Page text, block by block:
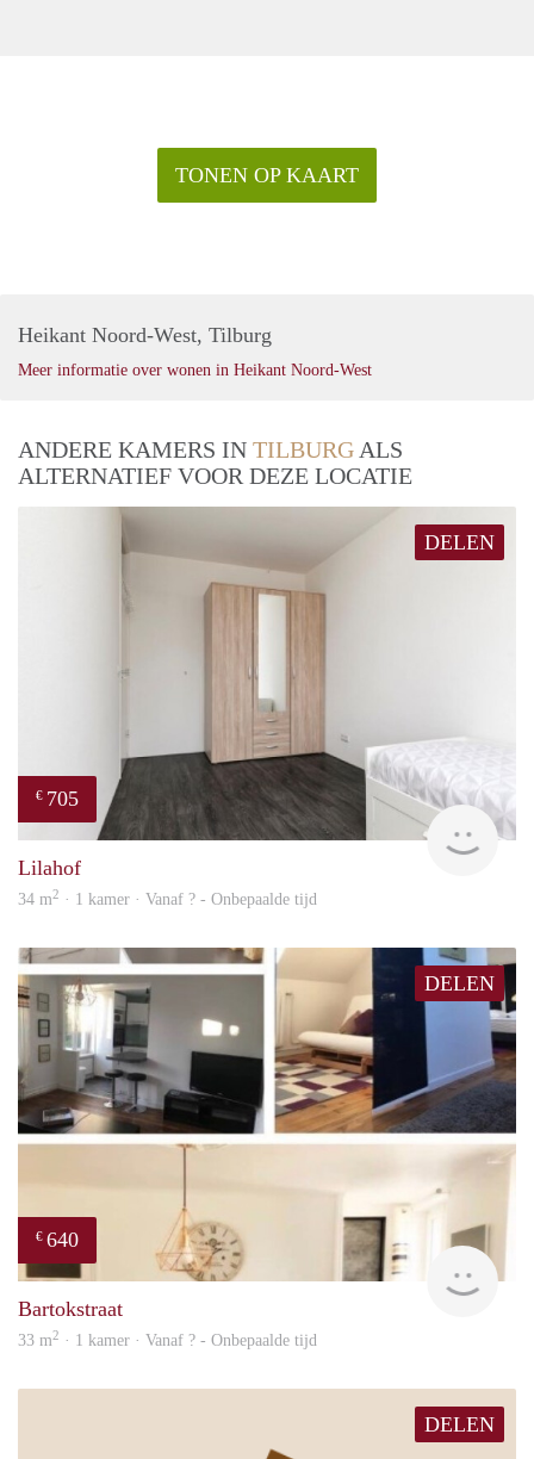
TONEN OP KAART
Heikant Noord-West, Tilburg
Meer informatie over wonen in Heikant Noord-West
ANDERE KAMERS IN TILBURG ALS
ALTERNATIEF VOOR DEZE LOCATIE
DELEN
€ 705
Lilahof
34 m2 · 1 kamer · Vanaf ? - Onbepaalde tijd
DELEN
€ 640
Bartokstraat
33 m2 · 1 kamer · Vanaf ? - Onbepaalde tijd
DELEN